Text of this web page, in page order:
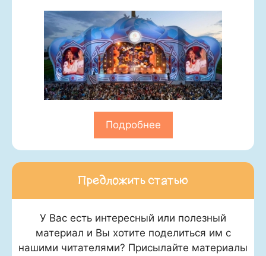
Подробнее
Предложить статью
У Вас есть интересный или полезный
материал и Вы хотите поделиться им с
нашими читателями? Присылайте материалы